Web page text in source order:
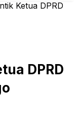
Ketua DPRD
DPRD